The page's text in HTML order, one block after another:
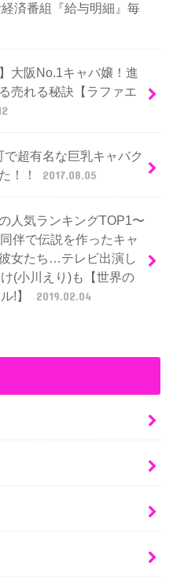
済番組『給与明細』毎
大阪No.1キャバ嬢！進
売れる秘訣【ラファエ
で超有名な巨乳キャバク
！！
2017.08.05
人気ランキングTOP1〜
伴で伝説を作ったキャ
女たち…テレビ出演し
(小川えり)も【世界の
!】
2019.02.04